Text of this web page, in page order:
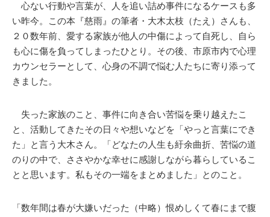
心ない行動や言葉が、人を追い詰め事件になるケースも多
い昨今。この本『慈雨』の筆者・大木太枝（たえ）さんも、
２０数年前、愛する家族が他人の中傷によって自死し、自ら
も心に傷を負ってしまったひとり。その後、市原市内で心理
カウンセラーとして、心身の不調で悩む人たちに寄り添って
きました。
失った家族のこと、事件に向き合い苦悩を乗り越えたこ
と、活動してきたその日々や想いなどを「やっと言葉にでき
た」と言う大木さん。「どなたの人生も紆余曲折、苦悩の道
のりの中で、ささやかな幸せに感謝しながら暮らしているこ
とと思います。私もその一端をまとめました」とのこと。
「数年間は春が大嫌いだった（中略）恨めしくて春にまで腹